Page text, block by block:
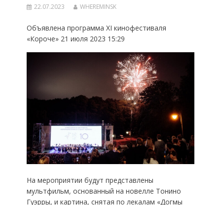
22.07.2023 WHEREMINSK
Объявлена программа XI кинофестиваля
«Короче» 21 июля 2023 15:29
На мероприятии будут представлены
мультфильм, основанный на новелле Тонино
Гуэрры, и картина, снятая по лекалам «Догмы